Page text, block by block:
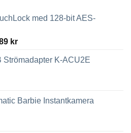
med 128-bit AES-
krPrisintervall:
till
Strömadapter K-ACU2E
Barbie Instantkamera